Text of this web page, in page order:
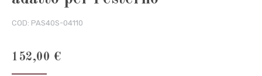
COD: PAS40S-04110
152,00 €